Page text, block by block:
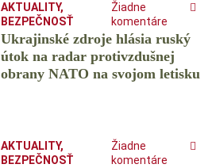
AKTUALITY,
BEZPEČNOSŤ
Žiadne
komentáre
Ukrajinské zdroje hlásia ruský
útok na radar protivzdušnej
obrany NATO na svojom letisku
AKTUALITY,
BEZPEČNOSŤ
Žiadne
komentáre